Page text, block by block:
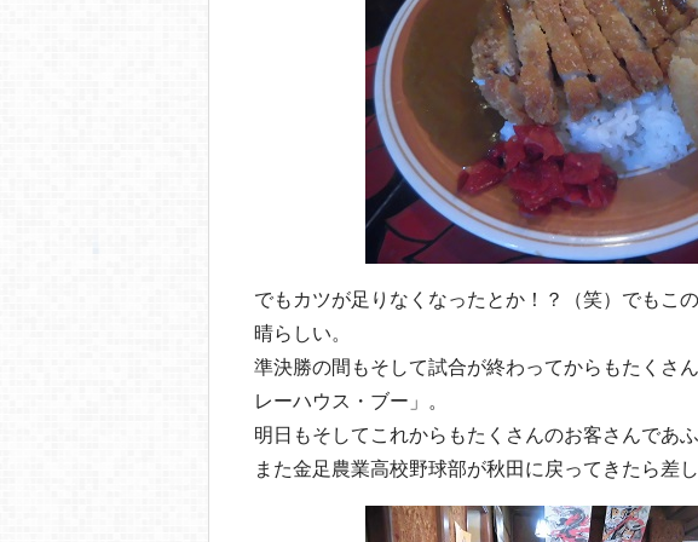
でもカツが足りなくなったとか！？（笑）でもこ
晴らしい。
準決勝の間もそして試合が終わってからもたくさ
レーハウス・ブー」。
明日もそしてこれからもたくさんのお客さんであ
また金足農業高校野球部が秋田に戻ってきたら差